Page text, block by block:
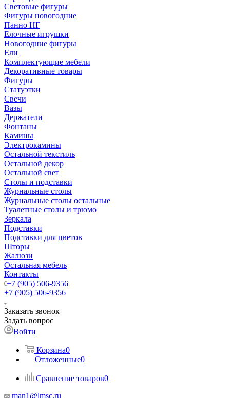
Световые фигуры
Фигуры новогодние
Панно НГ
Елочные игрушки
Новогодние фигуры
Ели
Комплектующие мебели
Декоративные товары
Фигуры
Статуэтки
Свечи
Вазы
Держатели
Фонтаны
Камины
Электрокамины
Остальной текстиль
Остальной декор
Остальной свет
Столы и подставки
Журнальные столы
Журнальные столы остальные
Туалетные столы и трюмо
Зеркала
Подставки
Подставки для цветов
Шторы
Жалюзи
Остальная мебель
Контакты
+7 (905) 506-9356
+7 (905) 506-9356
Заказать звонок
Задать вопрос
Войти
Корзина0
Отложенные0
Сравнение товаров0
man1@lmsc.ru